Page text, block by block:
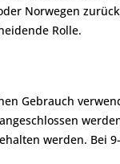
Norwegen
Rolle.
Gebrauch
werden. Bei